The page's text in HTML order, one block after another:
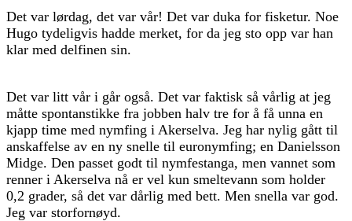
Det var lørdag, det var vår! Det var duka for fisketur. Noe
Hugo tydeligvis hadde merket, for da jeg sto opp var han
klar med delfinen sin.
Det var litt vår i går også. Det var faktisk så vårlig at jeg
måtte spontanstikke fra jobben halv tre for å få unna en
kjapp time med nymfing i Akerselva. Jeg har nylig gått til
anskaffelse av en ny snelle til euronymfing; en Danielsson
Midge. Den passet godt til nymfestanga, men vannet som
renner i Akerselva nå er vel kun smeltevann som holder
0,2 grader, så det var dårlig med bett. Men snella var god.
Jeg var storfornøyd.